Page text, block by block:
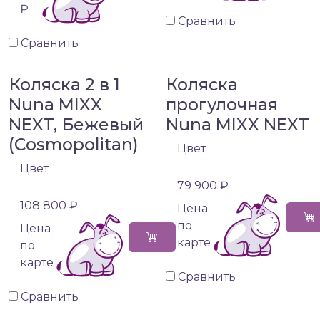
₽
Сравнить
Сравнить
Коляска 2 в 1
Nuna MIXX
NEXT, Бежевый
(Cosmopolitan)
Цвет
108 800 ₽
Цена
по
карте
Сравнить
Коляска
прогулочная
Nuna MIXX NEXT
Цвет
79 900 ₽
Цена
по
карте
Сравнить